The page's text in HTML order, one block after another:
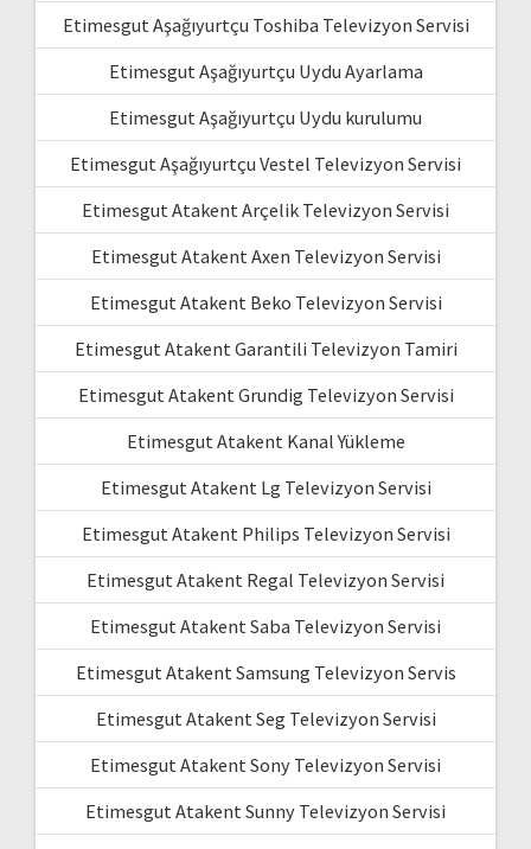
Etimesgut Aşağıyurtçu Toshiba Televizyon Servisi
Etimesgut Aşağıyurtçu Uydu Ayarlama
Etimesgut Aşağıyurtçu Uydu kurulumu
Etimesgut Aşağıyurtçu Vestel Televizyon Servisi
Etimesgut Atakent Arçelik Televizyon Servisi
Etimesgut Atakent Axen Televizyon Servisi
Etimesgut Atakent Beko Televizyon Servisi
Etimesgut Atakent Garantili Televizyon Tamiri
Etimesgut Atakent Grundig Televizyon Servisi
Etimesgut Atakent Kanal Yükleme
Etimesgut Atakent Lg Televizyon Servisi
Etimesgut Atakent Philips Televizyon Servisi
Etimesgut Atakent Regal Televizyon Servisi
Etimesgut Atakent Saba Televizyon Servisi
Etimesgut Atakent Samsung Televizyon Servis
Etimesgut Atakent Seg Televizyon Servisi
Etimesgut Atakent Sony Televizyon Servisi
Etimesgut Atakent Sunny Televizyon Servisi